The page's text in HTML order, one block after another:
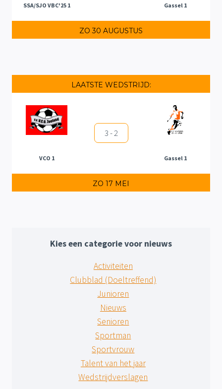
SSA/SJO VBC'25 1 Gassel 1
ZO 30 AUGUSTUS
LAATSTE WEDSTRIJD:
VCO 1
3 - 2
Gassel 1
ZO 17 MEI
Kies een categorie voor nieuws
Activiteiten
Clubblad (Doeltreffend)
Junioren
Nieuws
Senioren
Sportman
Sportvrouw
Talent van het jaar
Wedstrijdverslagen